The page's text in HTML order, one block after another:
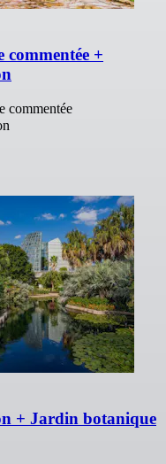
+
commentée
+ Jardin botanique